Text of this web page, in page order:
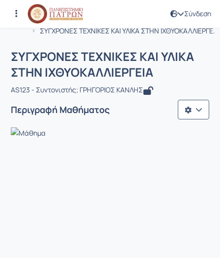
Σύνδεση
Αρχική Σελίδα
ΣΥΓΧΡΟΝΕΣ ΤΕΧΝΙΚΕΣ ΚΑΙ ΥΛΙΚΑ ΣΤΗΝ ΙΧΘΥΟΚΑΛΛΙΕΡΓΕ...
Μάθημα : ΣΥΓΧΡΟΝΕΣ ΤΕΧΝΙΚΕΣ ΚΑΙ
Κωδικός : AS123
ΣΥΓΧΡΟΝΕΣ ΤΕΧΝΙΚΕΣ ΚΑΙ ΥΛΙΚΑ
ΣΤΗΝ ΙΧΘΥΟΚΑΛΛΙΕΡΓΕΙΑ
AS123 - Συντονιστής; ΓΡΗΓΟΡΙΟΣ ΚΑΝΛΗΣ
Περιγραφή Μαθήματος